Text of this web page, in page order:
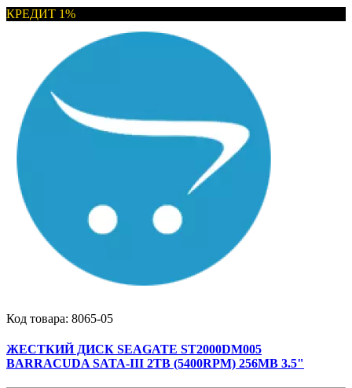
КРЕДИТ 1%
Код товара: 8065-05
ЖЕСТКИЙ ДИСК SEAGATE ST2000DM005
BARRACUDA SATA-III 2TB (5400RPM) 256MB 3.5"